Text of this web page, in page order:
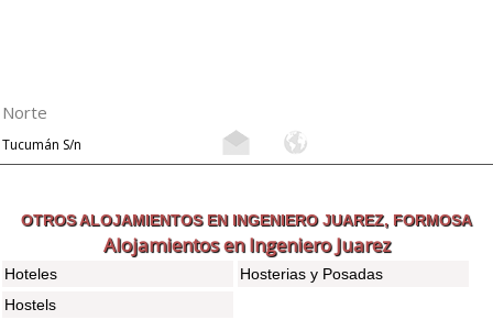
Norte
Tucumán S/n
OTROS ALOJAMIENTOS EN INGENIERO JUAREZ, FORMOSA
Alojamientos en Ingeniero Juarez
Hoteles
Hosterias y Posadas
Hostels